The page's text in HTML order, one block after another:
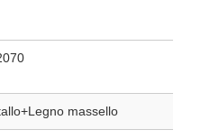
massello